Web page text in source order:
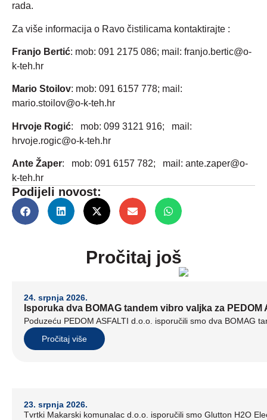
rada.
Za više informacija o Ravo čistilicama kontaktirajte :
Franjo Bertić: mob: 091 2175 086; mail: franjo.bertic@o-
k-teh.hr
Mario Stoilov: mob: 091 6157 778; mail:
mario.stoilov@o-k-teh.hr
Hrvoje Rogić: mob: 099 3121 916; mail:
hrvoje.rogic@o-k-teh.hr
Ante Žaper: mob: 091 6157 782; mail: ante.zaper@o-
k-teh.hr
Podijeli novost:
Pročitaj još
24. srpnja 2026.
Isporuka dva BOMAG tandem vibro valjka za PEDOM
Poduzeću PEDOM ASFALTI d.o.o. isporučili smo dva BOMAG
Pročitaj više
23. srpnja 2026.
Tvrtki Makarski komunalac d.o.o. isporučili smo Glutton H2O